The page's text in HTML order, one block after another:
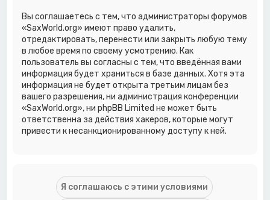
Вы соглашаетесь с тем, что администраторы форумов
«SaxWorld.org» имеют право удалить,
отредактировать, перенести или закрыть любую тему
в любое время по своему усмотрению. Как
пользователь вы согласны с тем, что введённая вами
информация будет храниться в базе данных. Хотя эта
информация не будет открыта третьим лицам без
вашего разрешения, ни администрация конференции
«SaxWorld.org», ни phpBB Limited не может быть
ответственна за действия хакеров, которые могут
привести к несанкционированному доступу к ней.